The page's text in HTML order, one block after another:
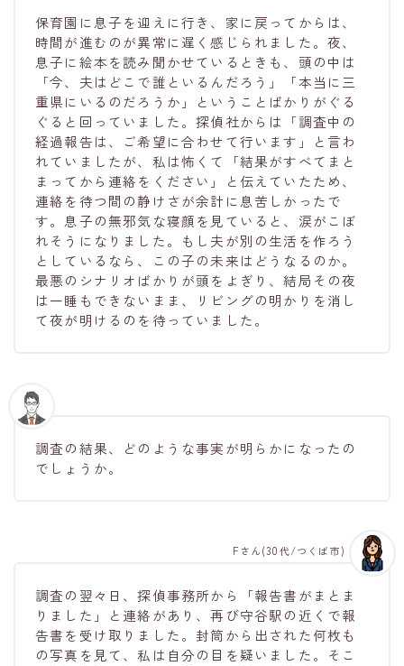
保育園に息子を迎えに行き、家に戻ってからは、
時間が進むのが異常に遅く感じられました。夜、
息子に絵本を読み聞かせているときも、頭の中は
「今、夫はどこで誰といるんだろう」「本当に三
重県にいるのだろうか」ということばかりがぐる
ぐると回っていました。探偵社からは「調査中の
経過報告は、ご希望に合わせて行います」と言わ
れていましたが、私は怖くて「結果がすべてまと
まってから連絡をください」と伝えていたため、
連絡を待つ間の静けさが余計に息苦しかったで
す。息子の無邪気な寝顔を見ていると、涙がこぼ
れそうになりました。もし夫が別の生活を作ろう
としているなら、この子の未来はどうなるのか。
最悪のシナリオばかりが頭をよぎり、結局その夜
は一睡もできないまま、リビングの明かりを消し
て夜が明けるのを待っていました。
調査の結果、どのような事実が明らかになったの
でしょうか。
調査の翌々日、探偵事務所から「報告書がまとま
りました」と連絡があり、再び守谷駅の近くで報
告書を受け取りました。封筒から出された何枚も
の写真を見て、私は自分の目を疑いました。そこ
Fさん(30代/つくば市)